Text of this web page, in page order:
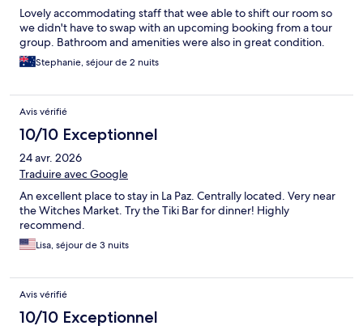
Lovely accommodating staff that wee able to shift our room so
we didn't have to swap with an upcoming booking from a tour
group. Bathroom and amenities were also in great condition.
Stephanie, séjour de 2 nuits
Avis vérifié
10/10 Exceptionnel
24 avr. 2026
Traduire avec Google
An excellent place to stay in La Paz. Centrally located. Very near
the Witches Market. Try the Tiki Bar for dinner! Highly
recommend.
Lisa, séjour de 3 nuits
Avis vérifié
10/10 Exceptionnel